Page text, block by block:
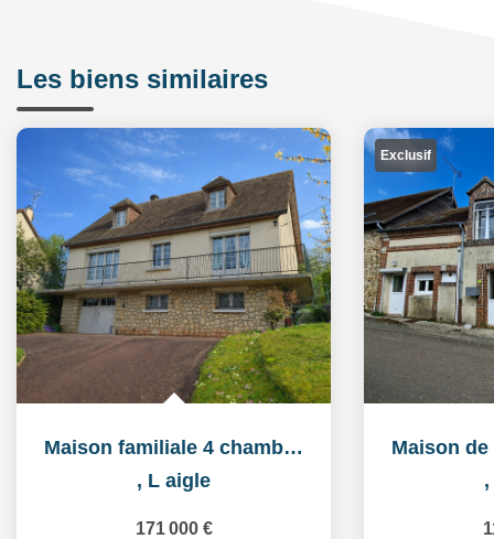
Les biens similaires
Maison familiale 4 chambres avec sous-sol complet - Terrain...
, L aigle
171 000 €
Exclusif
,